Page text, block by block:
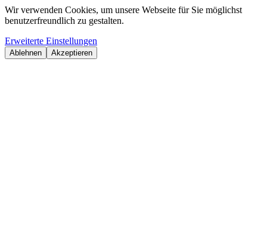
Wir verwenden Cookies, um unsere Webseite für Sie möglichst
benutzerfreundlich zu gestalten.
Erweiterte Einstellungen
Ablehnen Akzeptieren